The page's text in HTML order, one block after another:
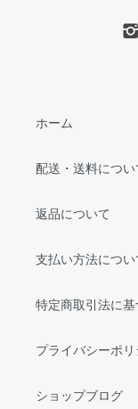
ホーム
配送・送料につい
返品について
支払い方法につい
特定商取引法に
プライバシーポ
ショップブログ